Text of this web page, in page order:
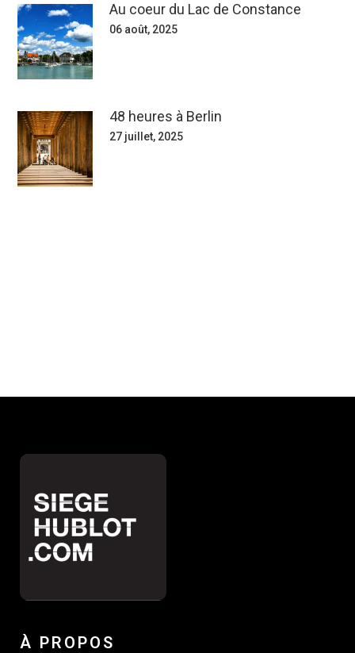
Au coeur du Lac de Constance
06 août, 2025
48 heures à Berlin
27 juillet, 2025
À PROPOS